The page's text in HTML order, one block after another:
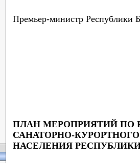
Премьер-министр
ПЛАН МЕРОПРИЯТИЙ ПО
САНАТОРНО-
НАСЕЛЕНИЯ